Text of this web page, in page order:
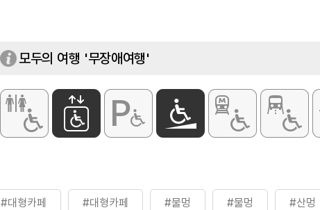
모두의 여행 '무장애여행'
#대형카페 #대형카페 #물멍 #물멍 #산멍